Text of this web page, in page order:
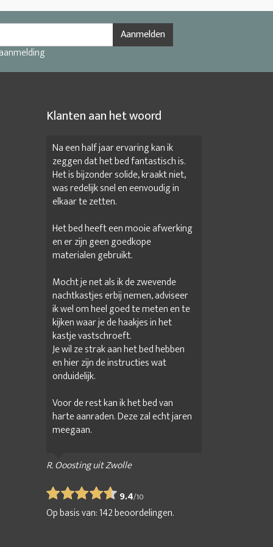
Aanmelden
Klanten aan het woord
Na een half jaar ervaring kan ik
zeggen dat het bed fantastisch is.
Het is bijzonder solide, kraakt niet,
was redelijk snel en eenvoudig in
elkaar te zetten.
Het bed heeft een mooie afwerking
en er zijn geen goedkope
materialen gebruikt.
Mocht je net als ik de zwevende
nachtkastjes erbij nemen, adviseer
ik wel om heel goed te meten en te
kijken waar je de haakjes in het
kastje vastschroeft.
Je wil ze strak aan het bed hebben
en hier zijn de instructies wat
onduidelijk.
Voor de rest kan ik het bed van
harte aanraden. Deze zal echt jaren
meegaan.
R. Ooosting uit Zwolle
9.4/10
Op basis van:142beoordelingen.